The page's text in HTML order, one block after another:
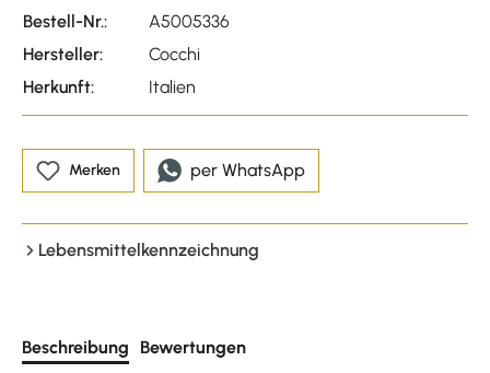
Bestell-Nr.:
A5005336
Hersteller:
Cocchi
Herkunft:
Italien
Merken per WhatsApp
Lebensmittelkennzeichnung
Beschreibung Bewertungen